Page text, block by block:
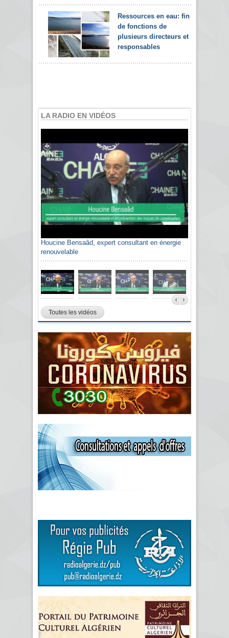
Ressources en eau: fin
de fonctions de
plusieurs directeurs et
responsables
LA RADIO EN VIDÉOS
Houcine Bensaâd, expert consultant en énergie
renouvelable
Toutes les vidéos